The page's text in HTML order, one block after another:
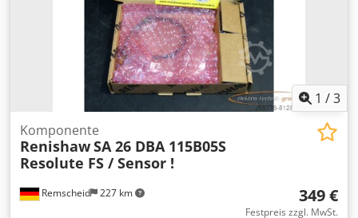
1 /3
Remscheid 227 km
Komponente
RenishawSA 26 DBA 115B05S
Resolute FS / Sensor !
349 €
Festpreis zzgl. MwSt.